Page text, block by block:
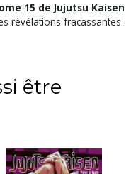
15 de Jujutsu Kaisen
révélations fracassantes
être